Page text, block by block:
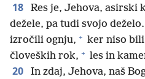
18
Res je, Jehova, asirski
dežele, pa tudi svojo deželo.
izročili ognju, + ker niso
človeških rok, + les in
20 In zdaj, Jehova, naš